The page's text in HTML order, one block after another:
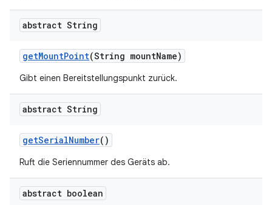
abstract String
getMountPoint(String mountName)
Gibt einen Bereitstellungspunkt zurück.
abstract String
getSerialNumber()
Ruft die Seriennummer des Geräts ab.
abstract boolean